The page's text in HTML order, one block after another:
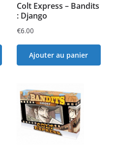
Colt Express – Bandits
: Django
€6.00
Ajouter au panier